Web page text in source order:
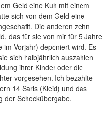
Geld eine Kuh mit einem
sich von dem Geld eine
Die anderen zehn
das für sie von mir für 5 Jahre
im Vorjahr) deponiert wird. Es
sich halbjährlich auszahlen
ihrer Kinder oder die
vorgesehen. Ich bezahlte
14 Saris (Kleid) und das
der Scheckübergabe.